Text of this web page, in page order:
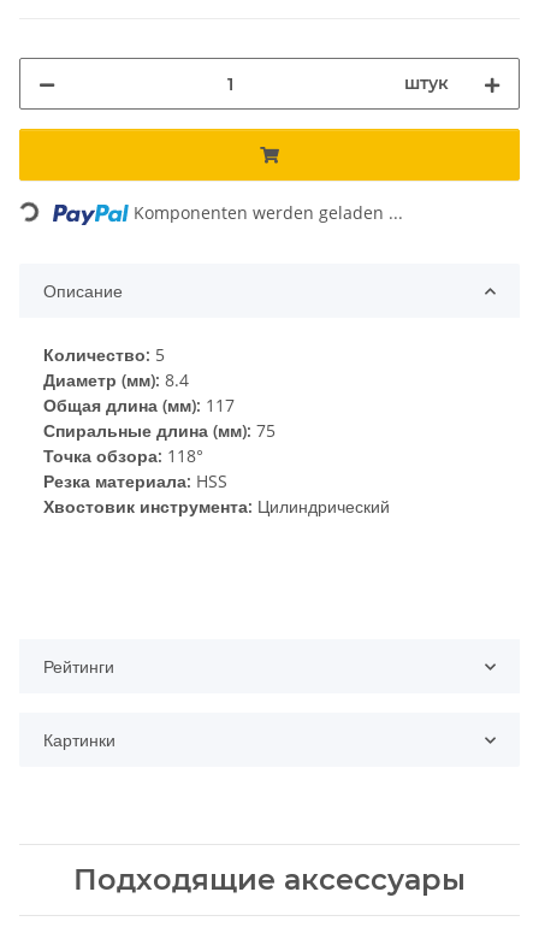
штук
Loading... Komponenten werden geladen ...
Описание
Количество: 5
Диаметр (мм): 8.4
Общая длина (мм): 117
Спиральные длина (мм): 75
Точка обзора: 118°
Резка материала: HSS
Хвостовик инструмента: Цилиндрический
Рейтинги
Картинки
Подходящие аксессуары